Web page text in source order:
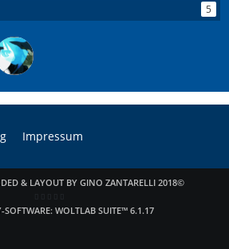
5
Impressum
& LAYOUT BY GINO ZANTARELLI 2018©
WOLTLAB SUITE™ 6.1.17